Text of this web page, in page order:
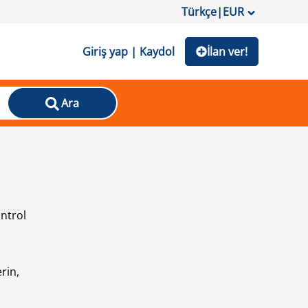
Türkçe|EUR
Giriş yap | Kaydol İlan ver!
Ara